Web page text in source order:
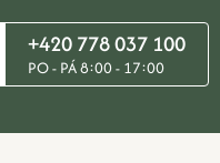
+420 778 037 100
PO - PÁ 8:00 - 17:00